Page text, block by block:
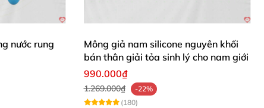
(HM07H)với người khácđể tránh lây nhiễm bệnh tình
nước rung
Mông giả nam silicone nguyên khối
bán thân giải tỏa sinh lý cho nam giới
990.000₫
1.269.000₫
-22%
(180)